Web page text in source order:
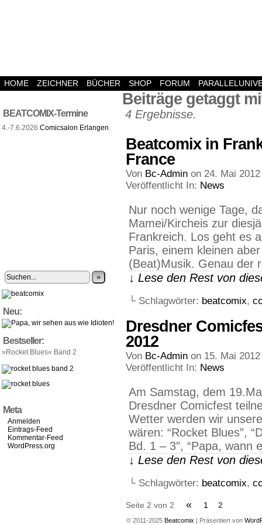
HOME ZEICHNER BÜCHER SHOP FORUM
BEATCOMIX-Termine
4.-7.6.2026 Comicsalon Erlangen
»
Neu:
Bestseller:
»Rocket Blues« Band 2
Meta
Anmelden
Eintrags-Feed
Kommentar-Feed
WordPress.org
Beiträge getaggt
4 Ergebnisse.
Beatcomix in
France
Von Bc-Admin on 24. Mai 2012
Veröffentlicht In: News
Nur noch wenige Tage,
Mamei/Kircheis zur
Frankreich. Los geht es
Paris, einem kleinen
(Beat)Musik. Genau
↓ Lese den Rest von
└ Schlagwörter: beatcomix,
Dresdner
2012
Von Bc-Admin on 15. Mai 2012
Veröffentlicht In: News
Am Samstag, dem
Dresdner Comicfest
Wetter werden wir
wären: “Rocket Blues”,
Bd. 1 – 3″, “Papa,
↓ Lese den Rest von
└ Schlagwörter: beatcomix,
Seite 2 von 2 « 1 2
© 2011-2025 Beatcomix | Präsentiert von